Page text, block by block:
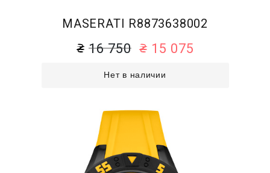
MASERATI R8873638002
16 750 15 075
Нет в наличии